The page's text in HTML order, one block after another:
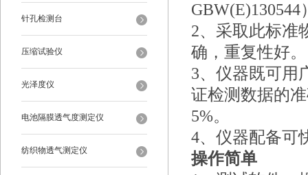
针孔检测台
压缩试验仪
光泽度仪
电池隔膜透气度测定仪
纺织物透气测定仪
GBW(E)130544
2、采取此标准
确，重复性好。
3、仪器既可用
证检测数据的
5%。
4、仪器配备可
操作简单